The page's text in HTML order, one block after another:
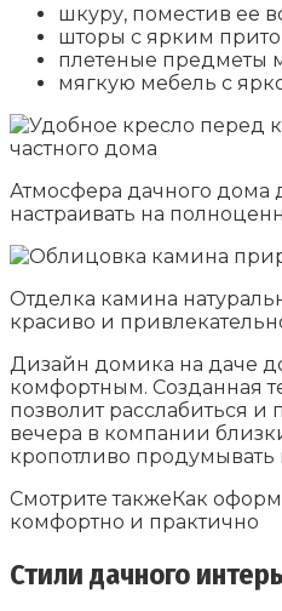
шкуру, поместив ее
шторы с ярким
плетеные предметы
мягкую мебель с
Атмосфера дачного дома
настраивать на
Отделка камина
красиво и
Дизайн домика на даче
комфортным. Созданная
позволит расслабиться и
вечера в компании
кропотливо продумывать
Смотрите такжеКак
комфортно и практично
Стили дачного